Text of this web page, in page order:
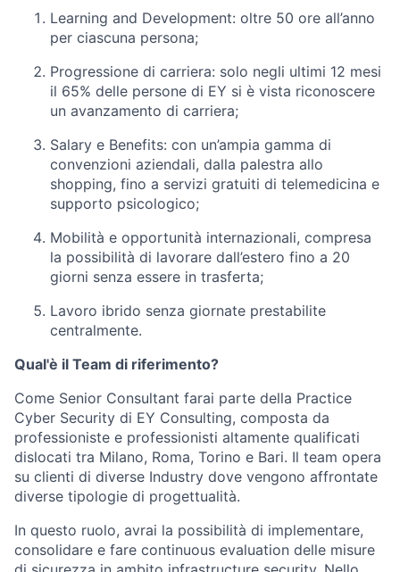
Learning and Development: oltre 50 ore all’anno
per ciascuna persona;
Progressione di carriera: solo negli ultimi 12 mesi
il 65% delle persone di EY si è vista riconoscere
un avanzamento di carriera;
Salary e Benefits: con un’ampia gamma di
convenzioni aziendali, dalla palestra allo
shopping, fino a servizi gratuiti di telemedicina e
supporto psicologico;
Mobilità e opportunità internazionali, compresa
la possibilità di lavorare dall’estero fino a 20
giorni senza essere in trasferta;
Lavoro ibrido senza giornate prestabilite
centralmente.
Qual'è il Team di riferimento?
Come Senior Consultant farai parte della Practice
Cyber Security di EY Consulting, composta da
professioniste e professionisti altamente qualificati
dislocati tra Milano, Roma, Torino e Bari. Il team opera
su clienti di diverse Industry dove vengono affrontate
diverse tipologie di progettualità.
In questo ruolo, avrai la possibilità di implementare,
consolidare e fare continuous evaluation delle misure